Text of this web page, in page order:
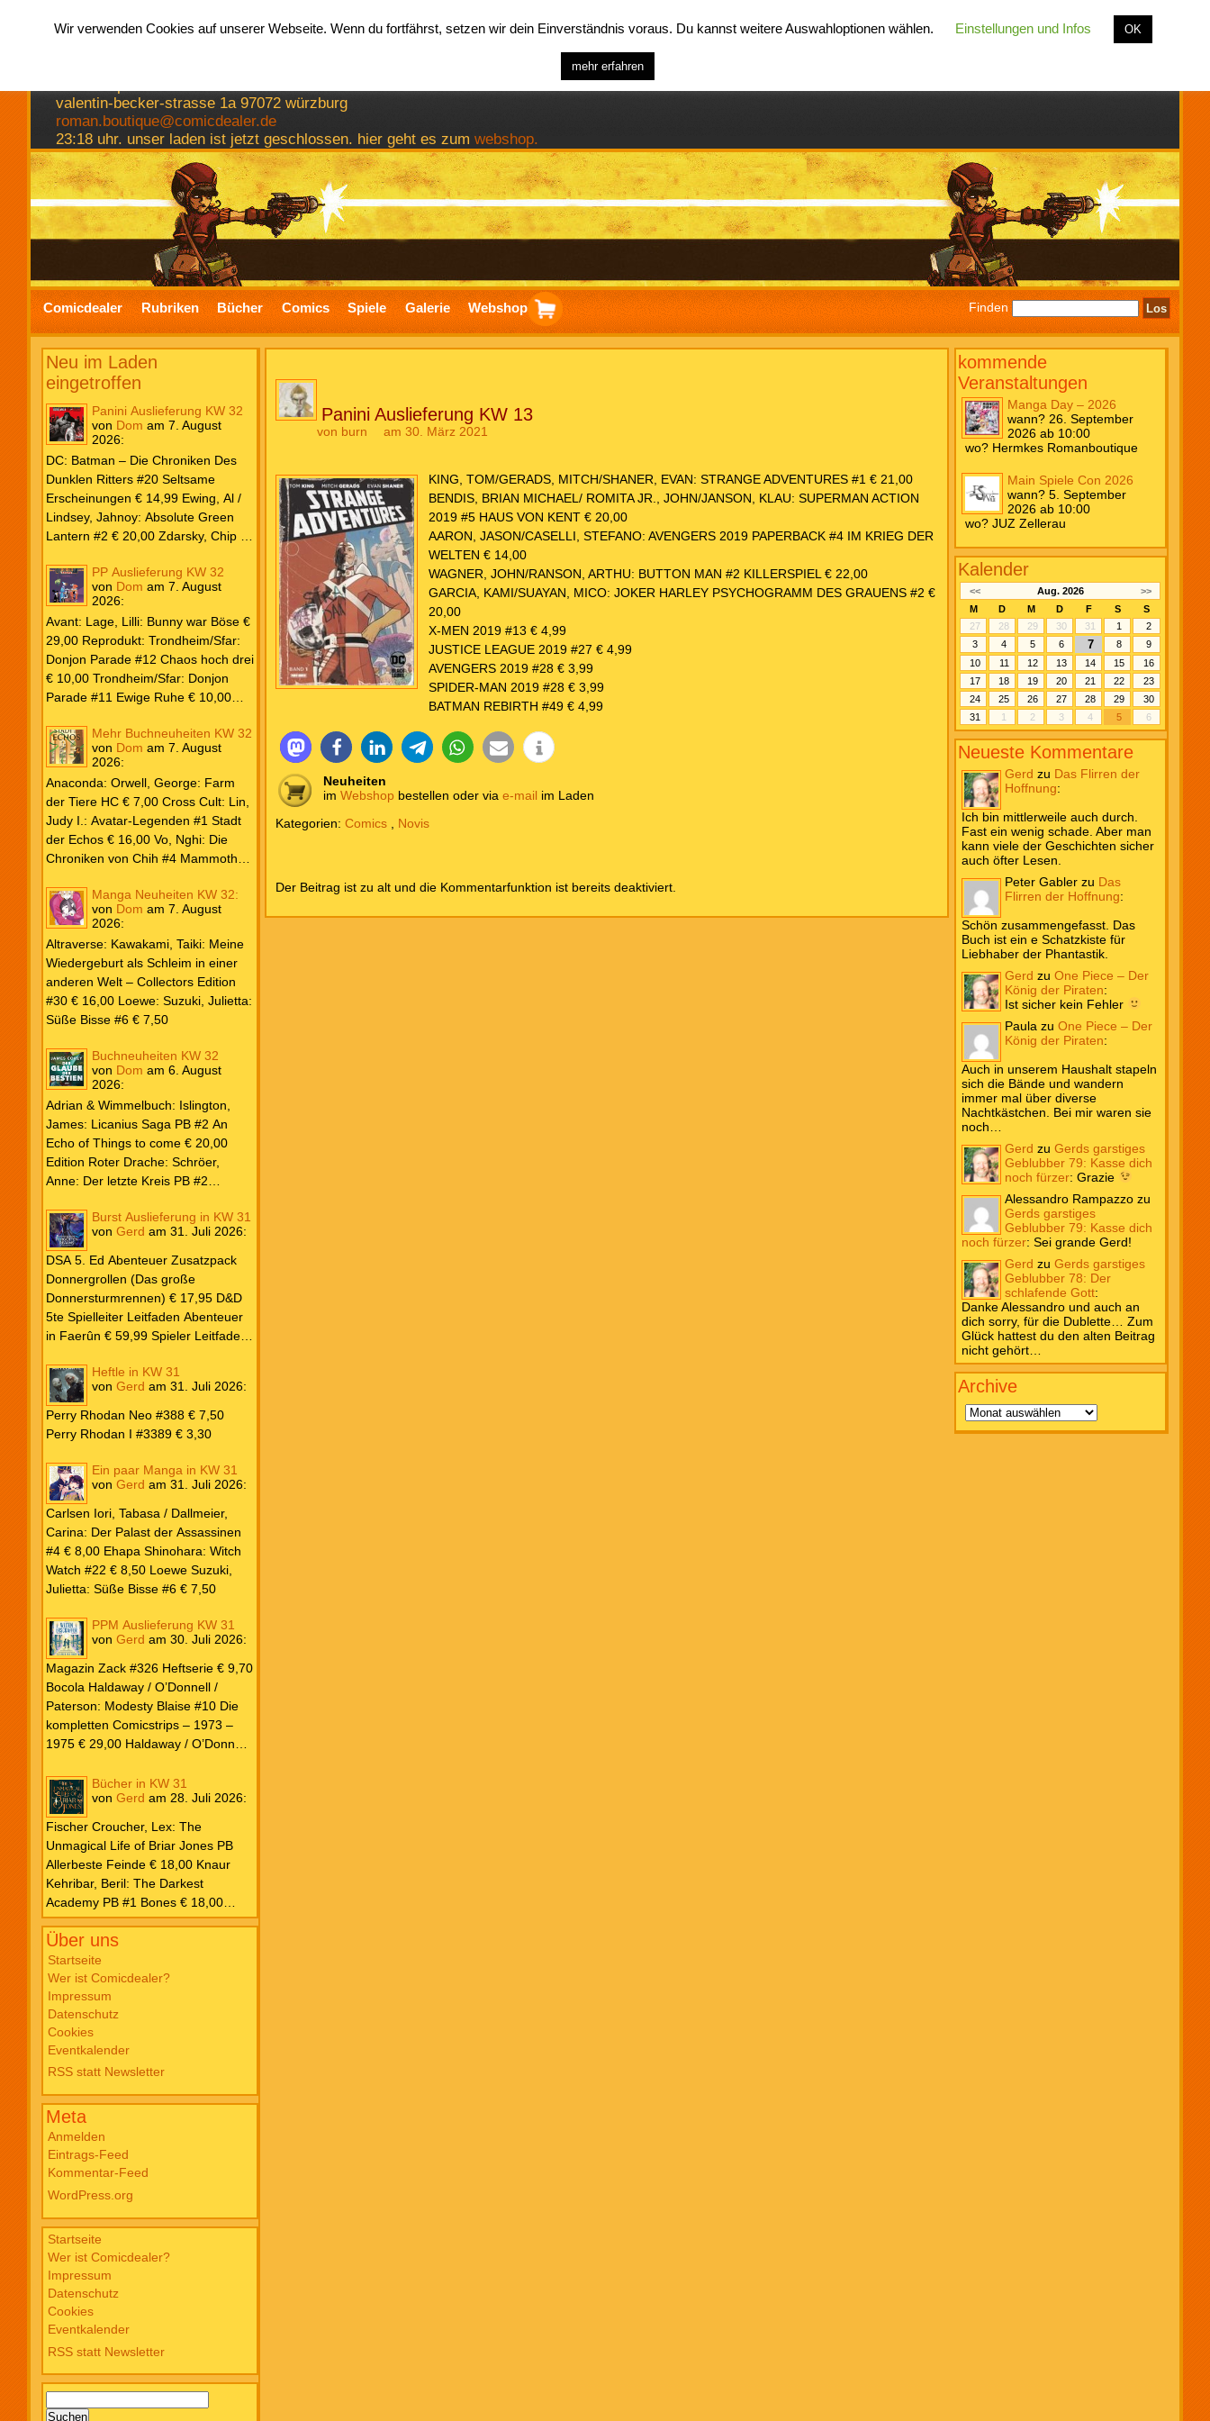
valentin-becker-strasse 1a 97072 würzburg
roman.boutique@comicdealer.de
23:18 uhr. unser laden ist jetzt geschlossen. hier geht es zum webshop.
Comicdealer Rubriken Bücher Comics Spiele Galerie Webshop Finden
Neu im Laden
eingetroffen
Panini Auslieferung KW 32
von Dom am 7. August
2026:
DC: Batman – Die Chroniken Des
Dunklen Ritters #20 Seltsame
Erscheinungen € 14,99 Ewing, Al /
Lindsey, Jahnoy: Absolute Green
Lantern #2 € 20,00 Zdarsky, Chip /
Paperback #4 € 35,00 Watters, Dan;
Soy, Dexter: Nightwing 2024 #7 €
Rafa: Absolute Superman #5 € 9,99
Marvel: Marvel Origins Collection
HC #74 Daredevil 7 € 14,99 Ewing,
Al / Gomez, Carlos: Venom (2025)
#3 € 20,00 Andrews, Kaare /
Guggenheim, Marc: Spider-Man &
Wolverine #3 € 9,99 North, Ryan /
Carratu, Vincenzo: Hulk macht alles
kaputt! € 16,00 Ewing, Al / Walker,
Kevin / Various: Marvel – Schwarz
Weiß & Blut #8 … und Gedärme €
26,00 Buscema, Sal / Dematteis, J.
M.: Spektakuläre Spider-Man – Die
#31 € 5,99 Spider-Man 2025 #9
Angriff der Aliens € 7,99
PP Auslieferung KW 32
von Dom am 7. August
2026:
Avant: Lage, Lilli: Bunny war Böse €
29,00 Reprodukt: Trondheim/Sfar:
Donjon Parade #12 Chaos hoch drei
€ 10,00 Trondheim/Sfar: Donjon
Parade #11 Ewige Ruhe € 10,00
Neuedition € 35,00 Zauberstern
Comics: Ben’s Bande #4 Aug 2026
Mehr Buchneuheiten KW 32
von Dom am 7. August
2026:
Anaconda: Orwell, George: Farm
der Tiere HC € 7,00 Cross Cult: Lin,
Judy I.: Avatar-Legenden #1 Stadt
der Echos € 16,00 Vo, Nghi: Die
Chroniken von Chih #4 Mammoths
Drache: Schröer, Anne: Der letzte
Kreis PB #2 Erwachen € 18,00
Dragonblood Academy HC #2 …to
kill a Monster € 25,00 Heyne: Bähr,
Emily: Tainted Vows – Gods of New
Olympia PB € 17,00 Kim, Sophie:
Fate’s Thread-Reihe PB #2 Der Gott
und der Geist € 17,00 Vonnegut,
Kurt: Katzenwiege PB € 17,00
Corey, James: The Captive’s War
HC #2 Der Glaube der Bestien €
24,00 Piper: Yang, Neon: Die letzte
Tochter der Drachen PB € 18,00
Manga Neuheiten KW 32:
von Dom am 7. August
2026:
Altraverse: Kawakami, Taiki: Meine
Wiedergeburt als Schleim in einer
anderen Welt – Collectors Edition
#30 € 16,00 Loewe: Suzuki, Julietta:
Süße Bisse #6 € 7,50
Buchneuheiten KW 32
von Dom am 6. August
2026:
Adrian & Wimmelbuch: Islington,
James: Licanius Saga PB #2 An
Echo of Things to come € 20,00
Edition Roter Drache: Schröer,
Anne: Der letzte Kreis PB #2
Frank: Der Pandora-Zyklus PB #1
Die Reise nach Pandora € 16,00
Corey, James: The Captive’s War
HC #2 Der Glaube der Bestien €
24,00 Loewe: Suzuki, Julietta: Süße
Bisse #6 € 7,50
Burst Auslieferung in KW 31
von Gerd am 31. Juli 2026:
DSA 5. Ed Abenteuer Zusatzpack
Donnergrollen (Das große
Donnersturmrennen) € 17,95 D&D
5te Spielleiter Leitfaden Abenteuer
in Faerûn € 59,99 Spieler Leitfaden
Heftle in KW 31
von Gerd am 31. Juli 2026:
Perry Rhodan Neo #388 € 7,50
Perry Rhodan I #3389 € 3,30
Ein paar Manga in KW 31
von Gerd am 31. Juli 2026:
Carlsen Iori, Tabasa / Dallmeier,
Carina: Der Palast der Assassinen
#4 € 8,00 Ehapa Shinohara: Witch
Watch #22 € 8,50 Loewe Suzuki,
Julietta: Süße Bisse #6 € 7,50
PPM Auslieferung KW 31
von Gerd am 30. Juli 2026:
Magazin Zack #326 Heftserie € 9,70
Bocola Haldaway / O’Donnell /
Paterson: Modesty Blaise #10 Die
kompletten Comicstrips – 1973 –
1975 € 29,00 Haldaway / O’Donnell
kompletten Comicstrips – 1972 –
1973 € 29,00 Knesebeck Hendrix,
John: Die Weltenerschaffer Die
fantastische Freundschaft von C.S.
Lewis & J.R.R. Tolkien € 30,00
Weissblech Luba Wolfsschwanz #22
€ 4,90 Horror Schocker #81 € 4,90
Bücher in KW 31
von Gerd am 28. Juli 2026:
Fischer Croucher, Lex: The
Unmagical Life of Briar Jones PB
Allerbeste Feinde € 18,00 Knaur
Kehribar, Beril: The Darkest
Academy PB #1 Bones € 18,00
Lübbe Odette, Tessonja: Fair Isle
Trilogie PB #3 To Spark a Fae War €
18,00 Bramble Hardcover Priest: Lie
Huo Jiao Chou HC #1 Drowning
Sorrows in Raging Fire € 25,00
Carlsen Davon, Isla: Blackened
Blade PB #3 Of Blackened Blood €
18,00
Über uns
Startseite
Wer ist Comicdealer?
Impressum
Datenschutz
Cookies
Eventkalender
RSS statt Newsletter
Meta
Anmelden
Eintrags-Feed
Kommentar-Feed
WordPress.org
Startseite
Wer ist Comicdealer?
Impressum
Datenschutz
Cookies
Eventkalender
RSS statt Newsletter
nach:
Panini Auslieferung KW 13
von burn am 30. März 2021
KING, TOM/GERADS, MITCH/SHANER, EVAN: STRANGE ADVENTURES #1 € 21,00
BENDIS, BRIAN MICHAEL/ ROMITA JR., JOHN/JANSON, KLAU: SUPERMAN ACTION
2019 #5 HAUS VON KENT € 20,00
AARON, JASON/CASELLI, STEFANO: AVENGERS 2019 PAPERBACK #4 IM KRIEG DER
WELTEN € 14,00
WAGNER, JOHN/RANSON, ARTHU: BUTTON MAN #2 KILLERSPIEL € 22,00
GARCIA, KAMI/SUAYAN, MICO: JOKER HARLEY PSYCHOGRAMM DES GRAUENS #2 €
20,00
X-MEN 2019 #13 € 4,99
JUSTICE LEAGUE 2019 #27 € 4,99
AVENGERS 2019 #28 € 3,99
SPIDER-MAN 2019 #28 € 3,99
BATMAN REBIRTH #49 € 4,99
Neuheiten
imWebshop bestellen oder viae-mail im Laden
Kategorien:Comics Novis
Der Beitrag ist zu alt und die Kommentarfunktion ist bereits deaktiviert.
kommende
Veranstaltungen
Manga Day – 2026
wann? 26. September
2026 ab 10:00
wo? Hermkes Romanboutique
Main Spiele Con 2026
wann? 5. September
2026 ab 10:00
wo? JUZ Zellerau
Kalender
<< Aug. 2026
>>
M
D M D F S
S
27
28 29 30 31 1
2
3
4 5 6 7 8
9
10
11 12 13 14 15
16
17
18 19 20 21 22
23
24
25 26 27 28 29
30
31
1 2 3 4 5 6
Neueste Kommentare
Gerd zu Das Flirren der
Hoffnung:
Ich bin mittlerweile auch durch.
Fast ein wenig schade. Aber man
kann viele der Geschichten sicher
auch öfter Lesen.
Peter Gabler zu Das
Flirren der Hoffnung:
Schön zusammengefasst. Das
Buch ist ein e Schatzkiste für
Liebhaber der Phantastik.
Gerd zuOne Piece – Der
König der Piraten:
Ist sicher kein Fehler
Paula zuOne Piece – Der
König der Piraten:
Auch in unserem Haushalt stapeln
sich die Bände und wandern
immer mal über diverse
Nachtkästchen. Bei mir waren sie
noch…
Gerd zuGerds garstiges
Geblubber 79: Kasse dich
noch fürzer:Grazie
Alessandro Rampazzo zu
Gerds garstiges
Geblubber 79: Kasse dich
noch fürzer:Sei grande Gerd!
Gerd zuGerds garstiges
Geblubber 78: Der
schlafende Gott:
Danke Alessandro und auch an
dich sorry, für die Dublette… Zum
Glück hattest du den alten Beitrag
nicht gehört…
Archive
Wir verwenden Cookies auf unserer Webseite. Wenn du fortfährst, setzen wir dein Einverständnis voraus. Du kannst weitere Auswahloptionen wählen. Einstellungen und Infos OK
mehr erfahren